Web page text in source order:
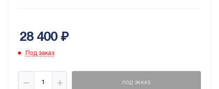
28 400₽
Под заказ
ПОД ЗАКАЗ